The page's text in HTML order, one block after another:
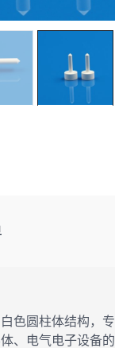
色圆柱体结构，
、电气电子设备